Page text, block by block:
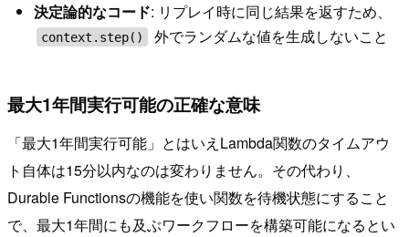
決定論的なコード: リプレイ時に同じ結果を返すため、
context.step() 外でランダムな値を生成しないこと
最大1年間実行可能の正確な意味
「最大1年間実行可能」とはいえLambda関数のタイムアウ
ト自体は15分以内なのは変わりません。その代わり、
Durable Functionsの機能を使い関数を待機状態にすること
で、最大1年間にも及ぶワークフローを構築可能になるとい